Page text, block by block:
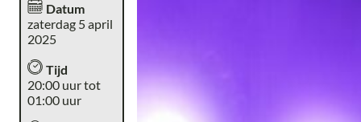
Datum
zaterdag 5 april
2025
Tijd
20:00 uur tot
01:00 uur